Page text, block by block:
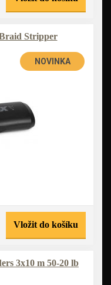
Stripper
NOVINKA
Vložit do košíku
3x10 m 50-20 lb